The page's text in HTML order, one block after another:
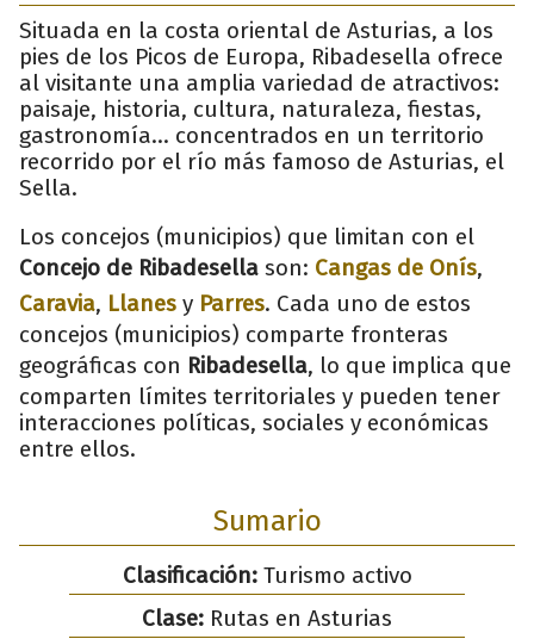
Situada en la costa oriental de Asturias, a los
pies de los Picos de Europa, Ribadesella ofrece
al visitante una amplia variedad de atractivos:
paisaje, historia, cultura, naturaleza, fiestas,
gastronomía… concentrados en un territorio
recorrido por el río más famoso de Asturias, el
Sella.
Los concejos (municipios) que limitan con el
Concejo de Ribadesella son: Cangas de Onís,
Caravia, Llanes y Parres. Cada uno de estos
concejos (municipios) comparte fronteras
geográficas con Ribadesella, lo que implica que
comparten límites territoriales y pueden tener
interacciones políticas, sociales y económicas
entre ellos.
Sumario
Clasificación:Turismo activo
Clase: Rutas en Asturias